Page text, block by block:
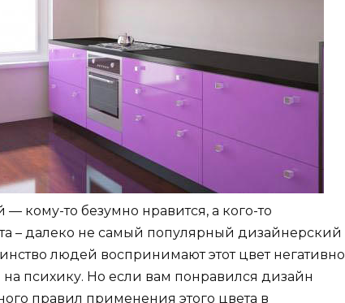
кому-то безумно нравится, а кого-то
– далеко не самый популярный дизайнерский
людей воспринимают этот цвет негативно
психику. Но если вам понравился дизайн
правил применения этого цвета в